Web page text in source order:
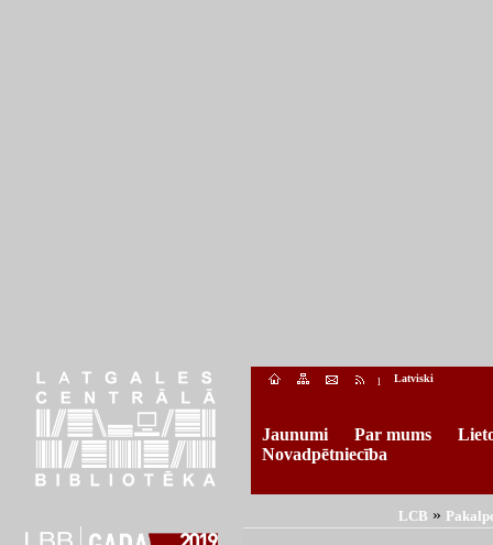
l Latviski
Jaunumi Par mums
Novadpētniecība
LCB »